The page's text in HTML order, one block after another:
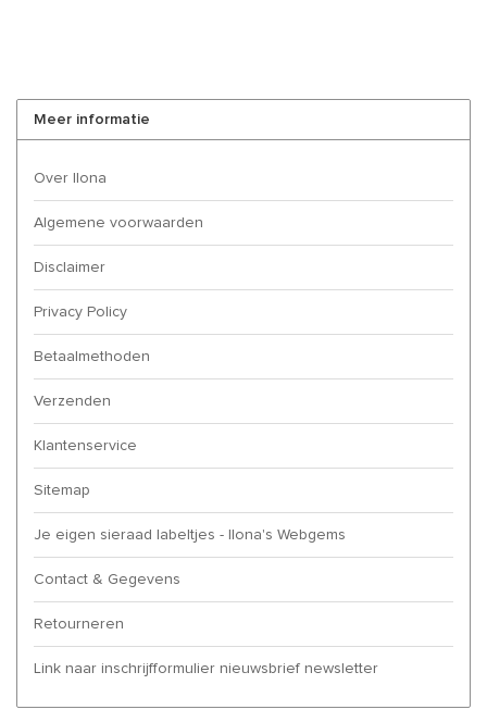
Meer informatie
Over Ilona
Algemene voorwaarden
Disclaimer
Privacy Policy
Betaalmethoden
Verzenden
Klantenservice
Sitemap
Je eigen sieraad labeltjes - Ilona's Webgems
Contact & Gegevens
Retourneren
Link naar inschrijfformulier nieuwsbrief newsletter